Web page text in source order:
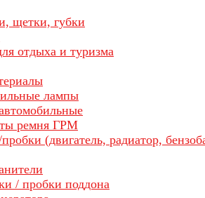
щетки, губки
отдыха и туризма
лампы
ремня ГРМ
(двигатель, радиатор,
/ пробки поддона